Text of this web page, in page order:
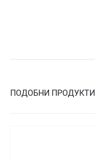
ПОДОБНИ ПРОДУКТИ